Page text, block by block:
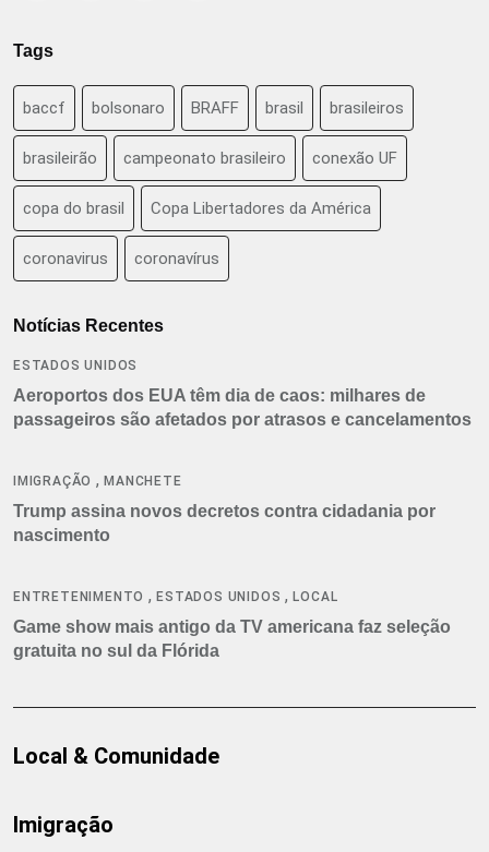
Tags
baccf bolsonaro BRAFF brasil brasileiros
brasileirão campeonato brasileiro conexão UF
copa do brasil Copa Libertadores da América
coronavirus coronavírus
Notícias Recentes
ESTADOS UNIDOS
Aeroportos dos EUA têm dia de caos: milhares de
passageiros são afetados por atrasos e cancelamentos
IMIGRAÇÃO ,MANCHETE
Trump assina novos decretos contra cidadania por
nascimento
ENTRETENIMENTO ,ESTADOS UNIDOS ,LOCAL
Game show mais antigo da TV americana faz seleção
gratuita no sul da Flórida
Local & Comunidade
Imigração